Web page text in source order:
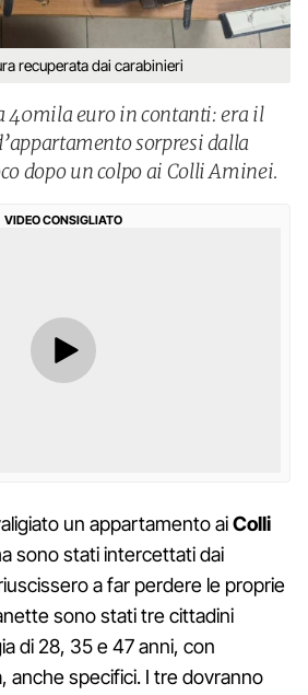
recuperata dai carabinieri
40mila euro in contanti: era il
sorpresi dalla
dopo un colpo ai Colli Aminei.
VIDEO CONSIGLIATO
un appartamento aiColli
sono stati intercettati dai
a far perdere le proprie
sono stati tre cittadini
di 28, 35 e 47 anni, con
anche specifici. I tre dovranno